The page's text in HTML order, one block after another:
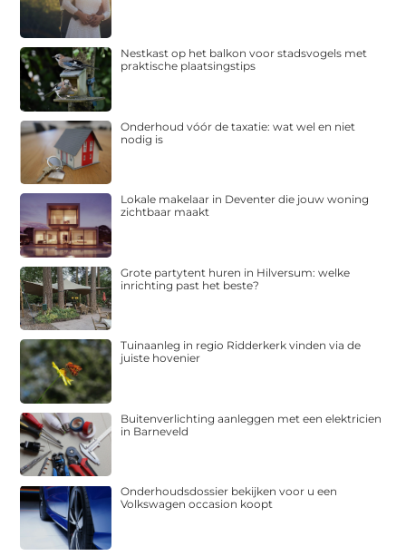
Nestkast op het balkon voor stadsvogels met
praktische plaatsingstips
Onderhoud vóór de taxatie: wat wel en niet
nodig is
Lokale makelaar in Deventer die jouw woning
zichtbaar maakt
Grote partytent huren in Hilversum: welke
inrichting past het beste?
Tuinaanleg in regio Ridderkerk vinden via de
juiste hovenier
Buitenverlichting aanleggen met een elektricien
in Barneveld
Onderhoudsdossier bekijken voor u een
Volkswagen occasion koopt